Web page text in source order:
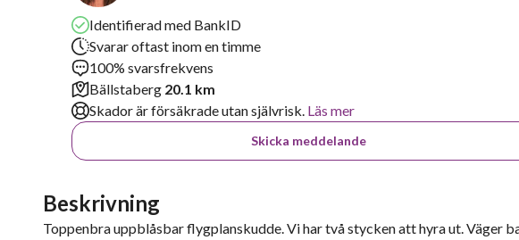
Identifierad med BankID
Svarar oftast inom en timme
100% svarsfrekvens
Bällstaberg 20.1 km
Skador är försäkrade utan självrisk. Läs mer
Skicka meddelande
Beskrivning
Toppenbra uppblåsbar flygplanskudde. Vi har två stycken att hyra ut. Väger